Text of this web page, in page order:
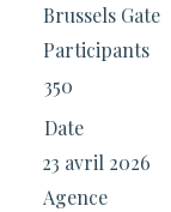
Brussels Gate
Participants
350
Date
23 avril 2026
Agence